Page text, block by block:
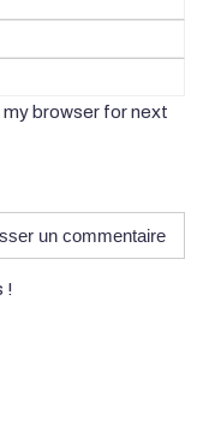
my browser for next
!